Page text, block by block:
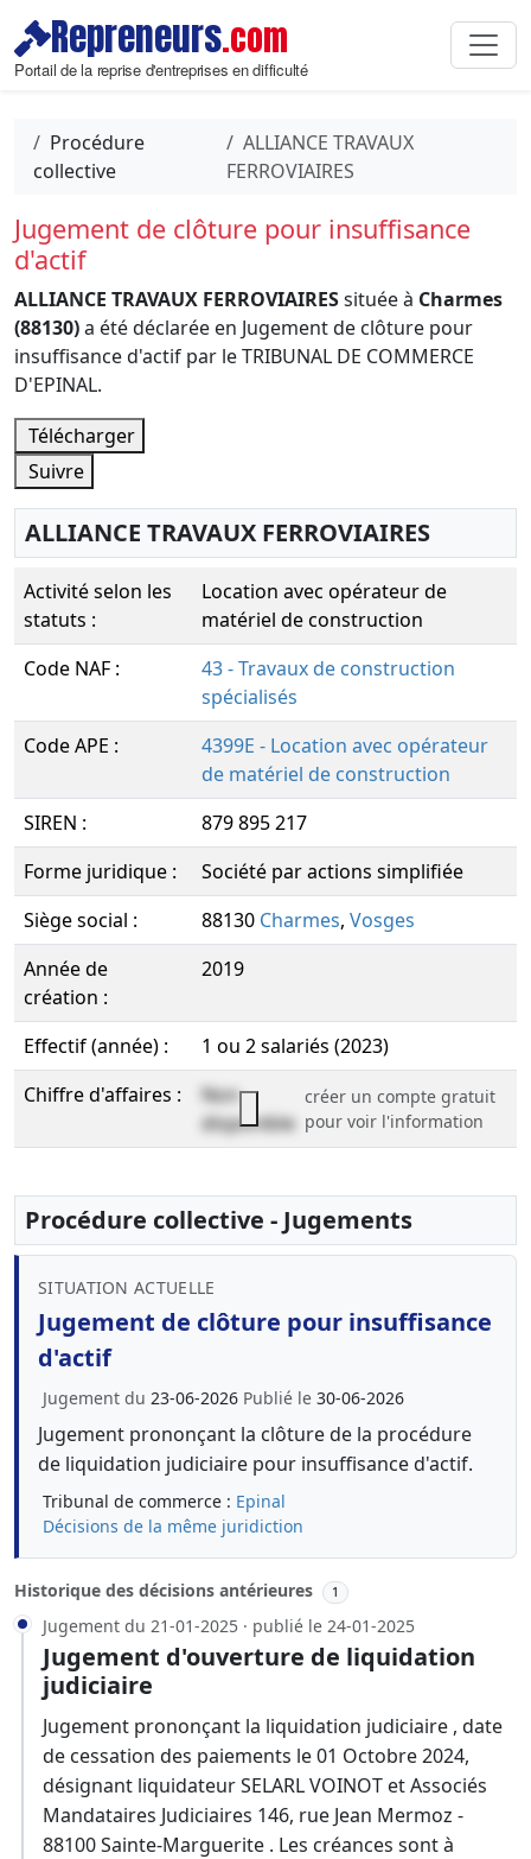
Repreneurs.com
Portail de la reprise d'entreprises en difficulté
Procédure
collective
ALLIANCE TRAVAUX
FERROVIAIRES
Jugement de clôture pour insuffisance
d'actif
ALLIANCE TRAVAUX FERROVIAIRESsituée à Charmes
(88130)a été déclarée en Jugement de clôture pour
insuffisance d'actif par le TRIBUNAL DE COMMERCE
D'EPINAL.
Télécharger
Suivre
ALLIANCE TRAVAUX FERROVIAIRES
Activité selon les
statuts :
Location avec opérateur de
matériel de construction
Code NAF :
43 - Travaux de construction
spécialisés
Code APE :
4399E - Location avec opérateur
de matériel de construction
SIREN :
879 895 217
Forme juridique :
Société par actions simplifiée
Siège social :
88130 Charmes, Vosges
Année de
création :
2019
Effectif (année) :
1 ou 2 salariés (2023)
Chiffre d'affaires :
Non
disponible
créer un compte gratuit
pour voir l'information
Procédure collective - Jugements
SITUATION ACTUELLE
Jugement de clôture pour insuffisance
d'actif
Jugement du 23-06-2026 Publié le 30-06-2026
Jugement prononçant la clôture de la procédure
de liquidation judiciaire pour insuffisance d'actif.
Tribunal de commerce : Epinal
Décisions de la même juridiction
Historique des décisions antérieures 1
Jugement du 21-01-2025 · publié le 24-01-2025
Jugement d'ouverture de liquidation
judiciaire
Jugement prononçant la liquidation judiciaire , date
de cessation des paiements le 01 Octobre 2024,
désignant liquidateur SELARL VOINOT et Associés
Mandataires Judiciaires 146, rue Jean Mermoz -
88100 Sainte-Marguerite . Les créances sont à